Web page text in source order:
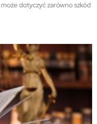
dotyczyć zarówno szkód